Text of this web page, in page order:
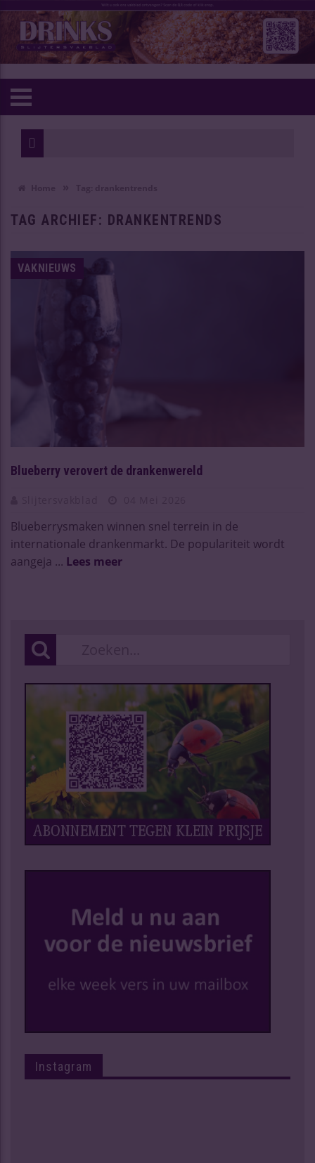
TAG ARCHIEF: DRANKENTRENDS
VAKNIEUWS
Blueberry verovert de drankenwereld
Blueberrysmaken winnen snel terrein in de
internationale drankenmarkt. De populariteit wordt
aangeja ... Lees meer
Instagram